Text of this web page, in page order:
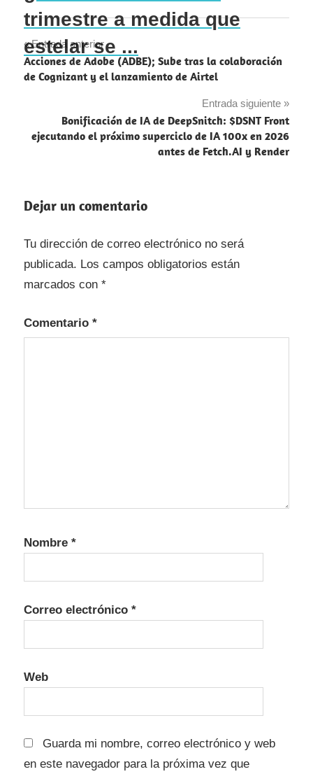
trimestre a medida que
estelar se ...
Navegación
de
Entrada anterior
Acciones de Adobe (ADBE); Sube tras la colaboración
de Cognizant y el lanzamiento de Airtel
Entrada siguiente
Bonificación de IA de DeepSnitch: $DSNT Front
ejecutando el próximo superciclo de IA 100x en 2026
antes de Fetch.AI y Render
Dejar un comentario
Tu dirección de correo electrónico no será
publicada. Los campos obligatorios están
marcados con *
Comentario *
Nombre *
Correo electrónico *
Web
Guarda mi nombre, correo electrónico y web
en este navegador para la próxima vez que